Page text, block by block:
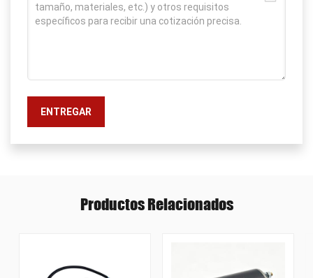
ENTREGAR
Productos Relacionados